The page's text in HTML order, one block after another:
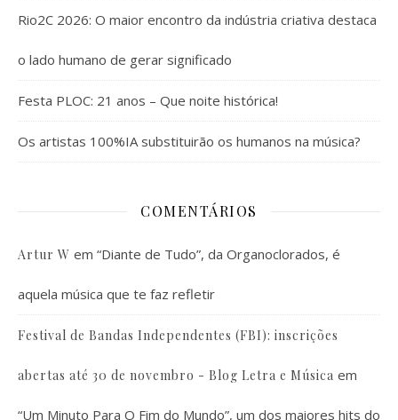
Rio2C 2026: O maior encontro da indústria criativa destaca
o lado humano de gerar significado
Festa PLOC: 21 anos – Que noite histórica!
Os artistas 100%IA substituirão os humanos na música?
COMENTÁRIOS
Artur W em “Diante de Tudo”, da Organoclorados, é
aquela música que te faz refletir
Festival de Bandas Independentes (FBI): inscrições
abertas até 30 de novembro - Blog Letra e Música em
“Um Minuto Para O Fim do Mundo”, um dos maiores hits do